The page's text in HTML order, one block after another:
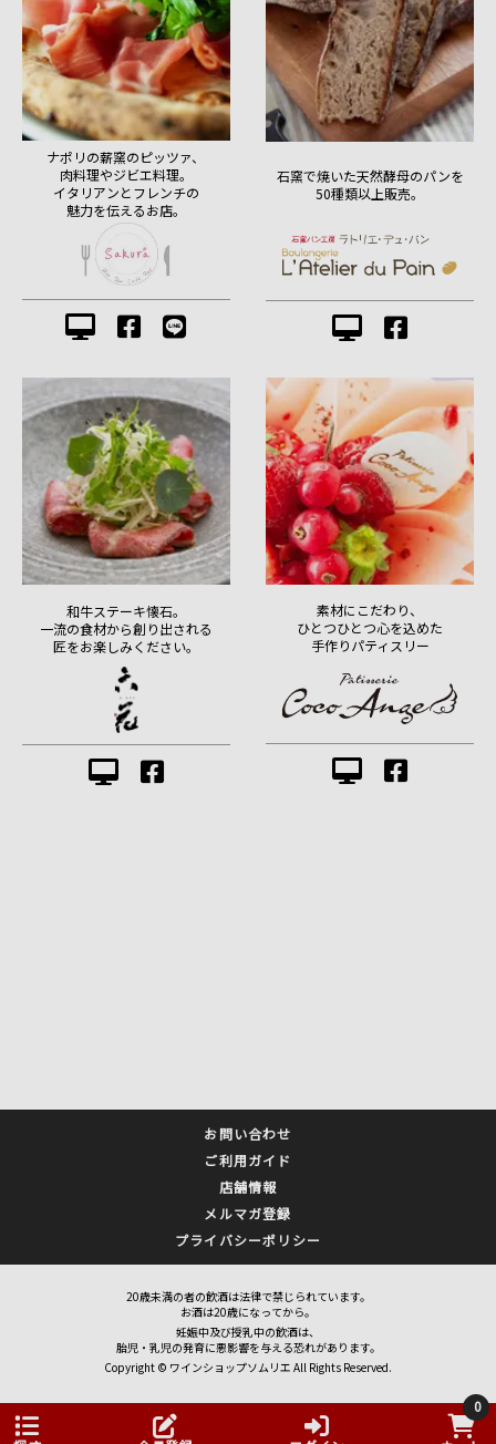
0
ナポリの薪窯のピッツァ、
肉料理やジビエ料理。
イタリアンとフレンチの
魅力を伝えるお店。
石窯で焼いた天然酵母のパンを
50種類以上販売。
和牛ステーキ懐石。
一流の食材から創り出される
匠をお楽しみください。
素材にこだわり、
ひとつひとつ心を込めた
手作りパティスリー
お問い合わせ
ご利用ガイド
店舗情報
メルマガ登録
プライバシーポリシー
20歳未満の者の飲酒は法律で禁じられています。
お酒は20歳になってから。
妊娠中及び授乳中の飲酒は、
胎児・乳児の発育に悪影響を与える恐れがあります。
Copyright © ワインショップソムリエ All Rights Reserved.